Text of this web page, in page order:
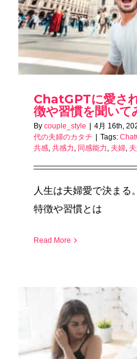
ChatGPTに愛さ
徴や習慣を聞いて
By couple_style 4月 16th,
代の夫婦のカタチ
Tags:
共感, 共感力, 同感能力, 夫婦,
人生は夫婦愛で決まる
特徴や習慣とは
Read More